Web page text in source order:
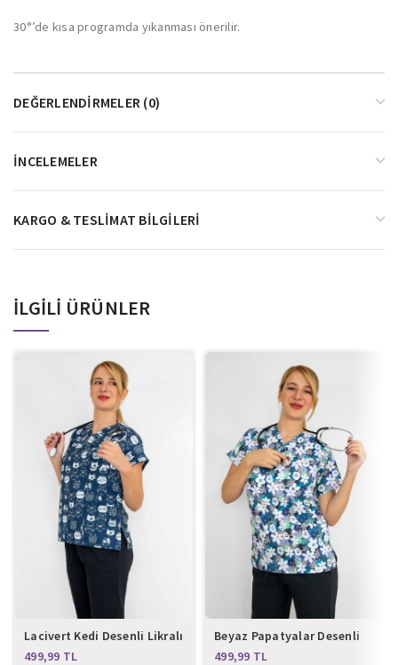
30°’de kısa programda yıkanması önerilir.
DEĞERLENDIRMELER (0)
İNCELEMELER
KARGO & TESLIMAT BILGILERI
İLGILI ÜRÜNLER
Lacivert Kedi Desenli Likralı
Üst Forma
TL
Beyaz Papatyalar Desenli
Likralı Üst Forma
TL